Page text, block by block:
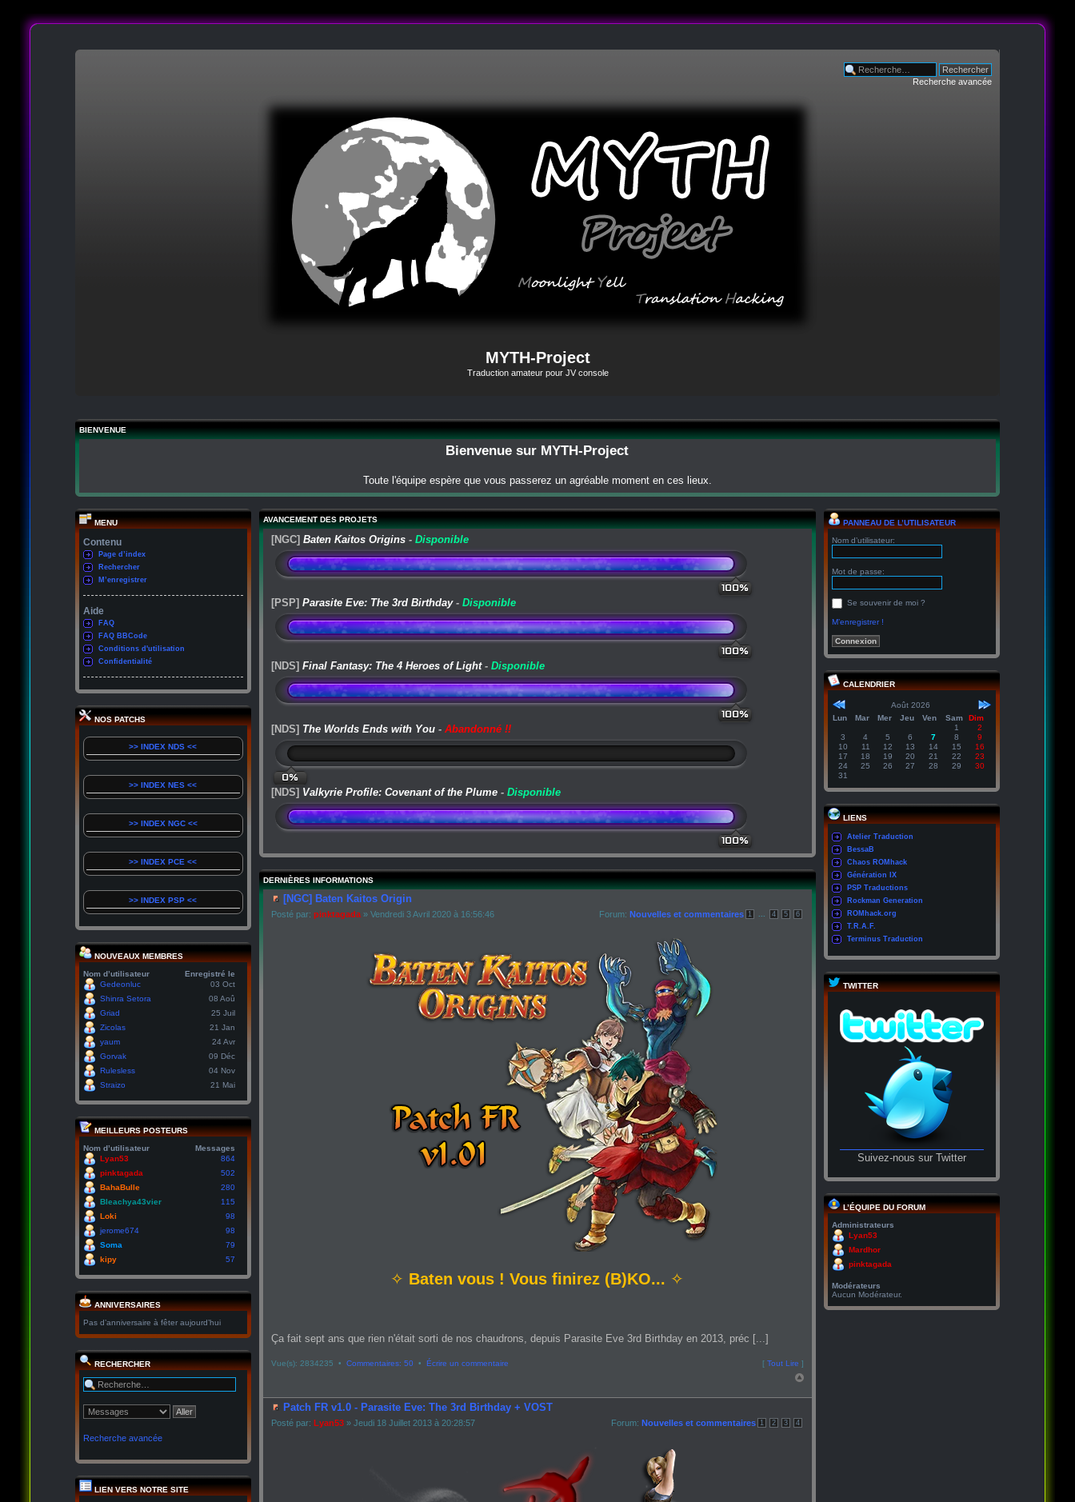
Recherche avancée
MYTH-Project
Traduction amateur pour JV console
BIENVENUE
Bienvenue sur MYTH-Project
Toute l'équipe espère que vous passerez un agréable moment en ces lieux.
MENU
Contenu
Page d’index
Rechercher
M’enregistrer
Aide
FAQ
FAQ BBCode
Conditions d'utilisation
Confidentialité
NOS PATCHS
>> INDEX NDS <<
>> INDEX NES <<
>> INDEX NGC <<
>> INDEX PCE <<
>> INDEX PSP <<
NOUVEAUX MEMBRES
Nom d’utilisateur
Enregistré le
Gedeonluc
03 Oct
Shinra Setora
08 Aoû
Griad
25 Juil
Zicolas
21 Jan
yaum
24 Avr
Gorvak
09 Déc
Rulesless
04 Nov
Straizo
21 Mai
MEILLEURS POSTEURS
Nom d’utilisateur
Messages
Lyan53
864
pinktagada
502
BahaBulle
280
Bleachya43vier
115
Loki
98
jerome674
98
Soma
79
kipy
57
ANNIVERSAIRES
Pas d’anniversaire à fêter aujourd’hui
RECHERCHER
Recherche avancée
LIEN VERS NOTRE SITE
AVANCEMENT DES PROJETS
[NGC] Baten Kaitos Origins- Disponible
100%
[PSP] Parasite Eve: The 3rd Birthday- Disponible
100%
[NDS] Final Fantasy: The 4 Heroes of Light- Disponible
100%
[NDS] The Worlds Ends with You- Abandonné !!
0%
[NDS] Valkyrie Profile: Covenant of the Plume- Disponible
100%
DERNIÈRES INFORMATIONS
[NGC] Baten Kaitos Origin
1 4 5 6
Posté par: pinktagada» Vendredi 3 Avril 2020 à 16:56:46 Forum: Nouvelles et commentaires
✧ Baten vous ! Vous finirez (B)KO... ✧
Ça fait sept ans que rien n'était sorti de nos chaudrons, depuis Parasite Eve 3rd Birthday en 2013, préc [...]
Vue(s): 2834235 • Commentaires: 50• Écrire un commentaire [ Tout Lire ]
Patch FR v1.0 - Parasite Eve: The 3rd Birthday + VOST
1 2 3 4
Posté par: Lyan53» Jeudi 18 Juillet 2013 à 20:28:57 Forum: Nouvelles et commentaires
PANNEAU DE L’UTILISATEUR
Nom d’utilisateur:
Mot de passe:
Se souvenir de moi ?
M’enregistrer !
CALENDRIER
Août 2026
Lun
Mar Mer Jeu Ven Sam
Dim
1
2
3
4 5 6 7 8
9
10
11 12 13 14 15
16
17
18 19 20 21 22
23
24
25 26 27 28 29
30
31
LIENS
Atelier Traduction
BessaB
Chaos ROMhack
Génération IX
PSP Traductions
Rockman Generation
ROMhack.org
T.R.A.F.
Terminus Traduction
TWITTER
Suivez-nous sur Twitter
L’ÉQUIPE DU FORUM
Administrateurs
Lyan53
Mardhor
pinktagada
Modérateurs
Aucun Modérateur.